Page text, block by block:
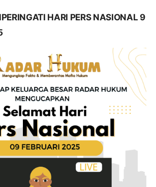
HARI PERS NASIONAL 9